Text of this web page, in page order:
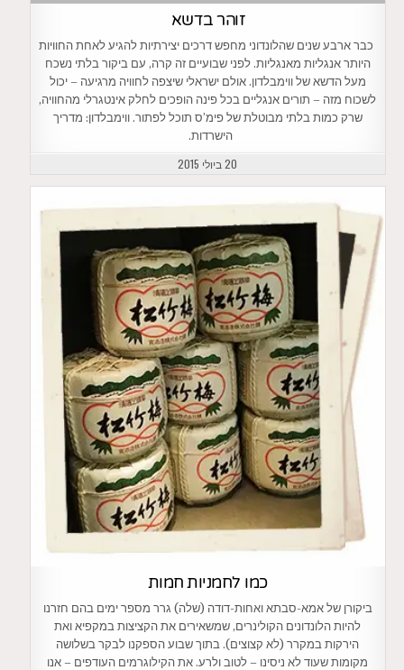
זוהר בדשא
כבר ארבע שנים שהלונדוני מחפש דרכים יצירתיות להגיע לאחת החוויות
היותר אנגליות מאנגליות. לפני שבועיים זה קרה, עם ביקור בלתי נשכח
מעל הדשא של ווימבלדון. אולם ישראלי שיצפה לחוויה מרגיעה – יכול
לשכוח מזה – תורים אנגליים בכל פינה הופכים לחלק אינטגרלי מהחוויה,
שרק כמות בלתי מבוטלת של פימ’ס תוכל לפתור. ווימבלדון: מדריך
הישרדות.
20 ביולי 2015
כמו לחמניות חמות
ביקורן של אמא-סבתא ואחות-דודה (שלה) גרר מספר ימים בהם חזרנו
להיות הלונדונים הקולינרים, שמשאירים את הקציצות במקפיא ואת
הירקות במקרר (לא קצוצים). בתוך שבוע הספקנו לבקר בשלושה
מקומות שעוד לא ניסינו – לטוב ולרע. את הקילוגרמים העודפים – אנו